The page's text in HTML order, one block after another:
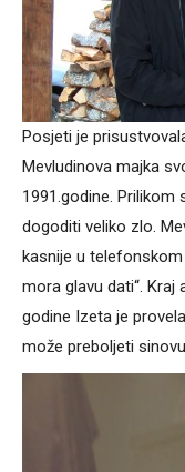
Posjeti je
Mevludinova majka
1991.godine.
dogoditi veliko zlo.
kasnije u
mora glavu dati“.
godine Izeta je
može preboljeti